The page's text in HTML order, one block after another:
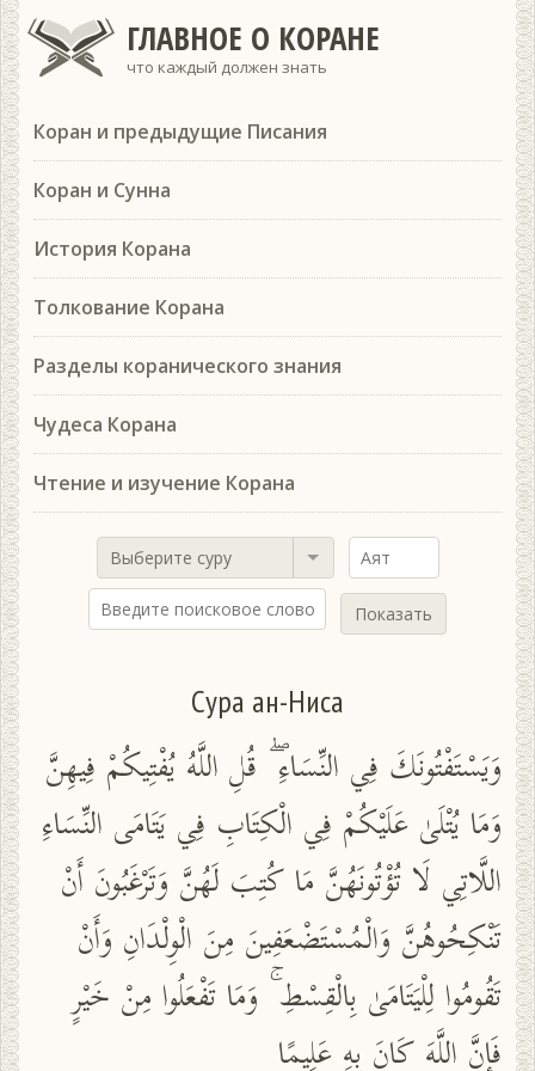
ГЛАВНОЕ О КОРАНЕ
что каждый должен знать
Коран и предыдущие Писания
Коран и Сунна
История Корана
Толкование Корана
Разделы коранического знания
Чудеса Корана
Чтение и изучение Корана
Выберите суру
Показать
Сура ан-Ниса
وَيَسْتَفْتُونَكَ فِي النِّسَاءِ ۖ قُلِ اللَّهُ يُفْتِيكُمْ فِيهِنَّ
وَمَا يُتْلَىٰ عَلَيْكُمْ فِي الْكِتَابِ فِي يَتَامَى النِّسَاءِ
اللَّاتِي لَا تُؤْتُونَهُنَّ مَا كُتِبَ لَهُنَّ وَتَرْغَبُونَ أَنْ
تَنْكِحُوهُنَّ وَالْمُسْتَضْعَفِينَ مِنَ الْوِلْدَانِ وَأَنْ
تَقُومُوا لِلْيَتَامَىٰ بِالْقِسْطِ ۚ وَمَا تَفْعَلُوا مِنْ خَيْرٍ
فَإِنَّ اللَّهَ كَانَ بِهِ عَلِيمًا